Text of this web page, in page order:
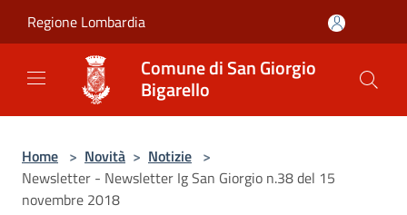
Regione Lombardia
Comune di San Giorgio
Bigarello
Home > Novità > Notizie >
Newsletter - Newsletter Ig San Giorgio n.38 del 15
novembre 2018